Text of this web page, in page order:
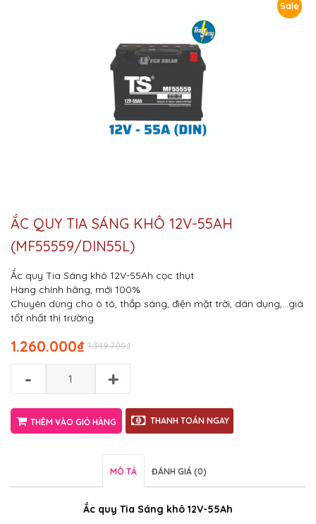
Sale
ẮC QUY TIA SÁNG KHÔ 12V-55AH
(MF55559/DIN55L)
Ắc quy Tia Sáng khô 12V-55Ah cọc thụt
Hàng chính hãng, mới 100%
Chuyên dùng cho ô tô, thắp sáng, điện mặt trời, dân dụng,…giá
tốt nhất thị trường
₫
1.349.700
₫
1.260.000
- +
THÊM VÀO GIỎ HÀNG THANH TOÁN NGAY
MÔ TẢ ĐÁNH GIÁ (0)
Ắc quy Tia Sáng khô 12V-55Ah